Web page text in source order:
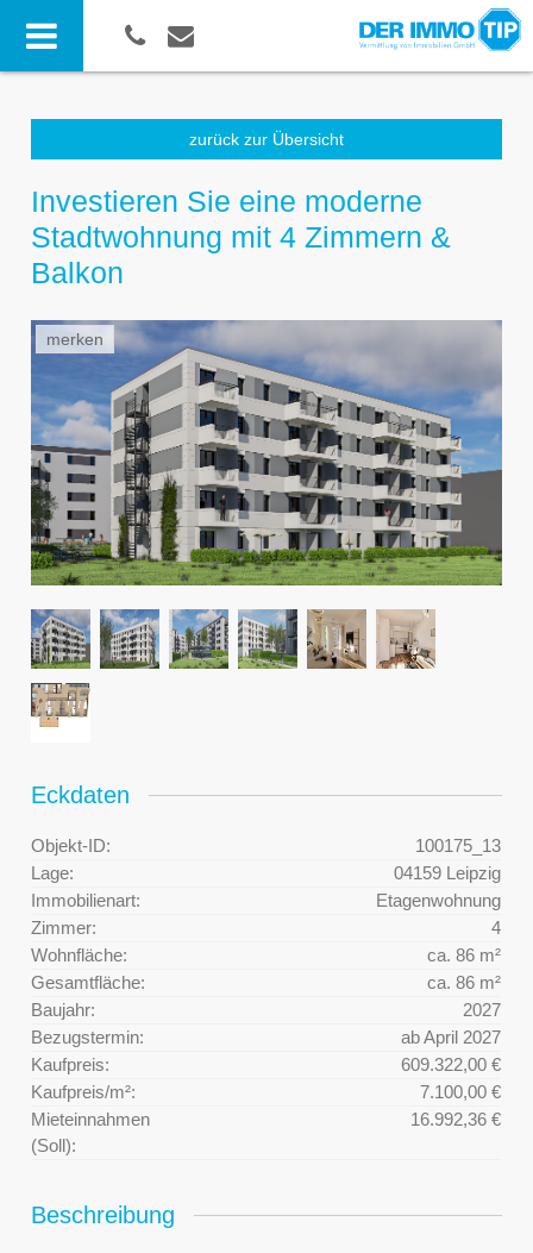
zurück zur Übersicht
Investieren Sie eine moderne
Stadtwohnung mit 4 Zimmern &
Balkon
merken
Eckdaten
Objekt-ID:
100175_13
Lage:
04159 Leipzig
Immobilienart:
Etagenwohnung
Zimmer:
4
Wohnfläche:
ca. 86 m²
Gesamtfläche:
ca. 86 m²
Baujahr:
2027
Bezugstermin:
ab April 2027
Kaufpreis:
609.322,00 €
Kaufpreis/m²:
7.100,00 €
Mieteinnahmen
(Soll):
16.992,36 €
Beschreibung